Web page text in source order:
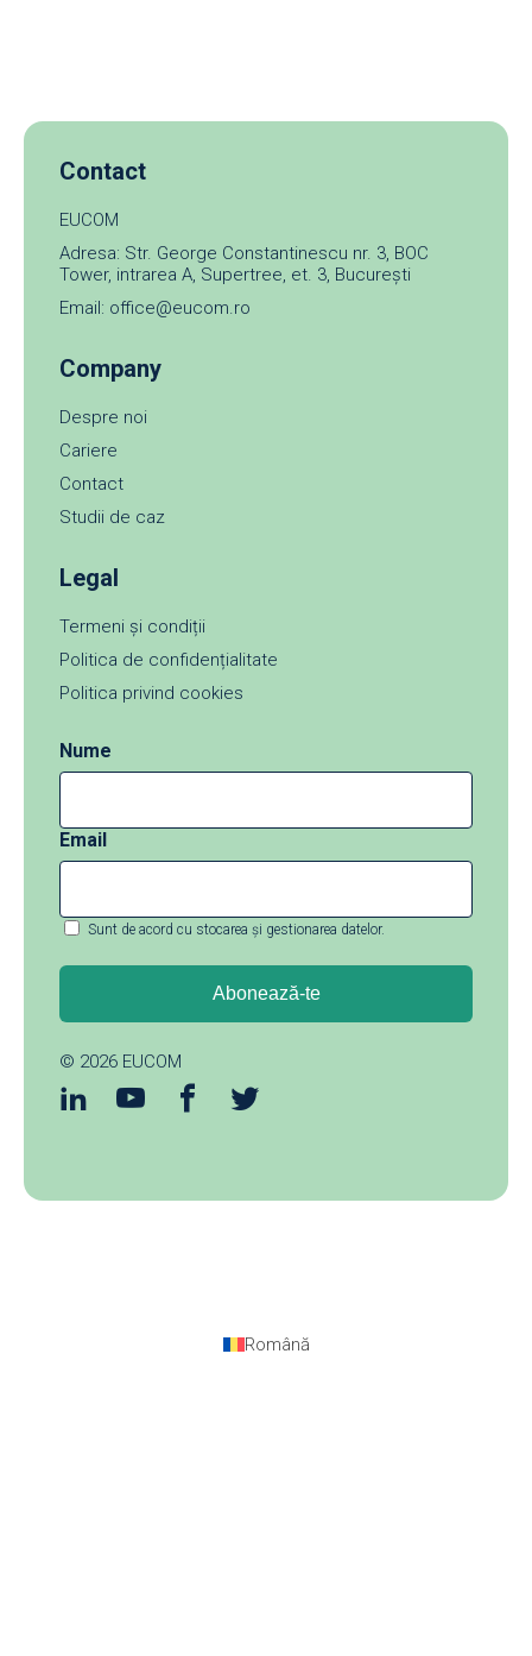
Contact
EUCOM
Adresa: Str. George Constantinescu nr. 3, BOC
Tower, intrarea A, Supertree, et. 3, București
Email: office@eucom.ro
Company
Despre noi
Cariere
Contact
Studii de caz
Legal
Termeni și condiții
Politica de confidențialitate
Politica privind cookies
Nume
Email
Sunt de acord cu stocarea și gestionarea datelor.
© 2026 EUCOM
Română